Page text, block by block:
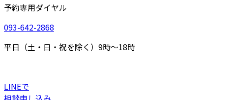
予約専用ダイヤル
093-642-2868
平日（土・日・祝を除く）9時～18時
LINEで